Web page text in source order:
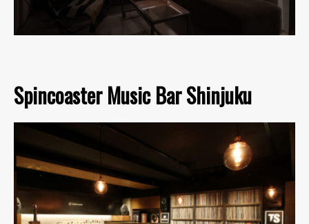
Spincoaster Music Bar Shinjuku